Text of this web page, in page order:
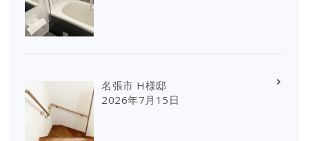
名張市 H様邸
2026年7月15日